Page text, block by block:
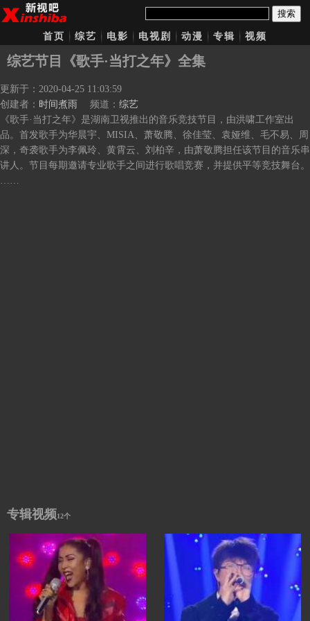
搜索
首页 综艺 电影 电视剧 动漫 专辑 视频
综艺节目《歌手·当打之年》全集
更新于：2020-04-25 11:03:59
创建者： 时间煮雨 频道： 综艺
《歌手·当打之年》是湖南卫视推出的音乐竞技节目，由洪啸工作室出
品。首发歌手为华晨宇、MISIA、萧敬腾、徐佳莹、袁娅维、毛不易、周
深，奇袭歌手为李佩玲、黄霄云、刘柏辛，由萧敬腾担任该节目的音乐串
讲人。节目每期邀请专业歌手之间进行歌唱竞赛，并提供平等竞技舞台。
……
专辑视频12个